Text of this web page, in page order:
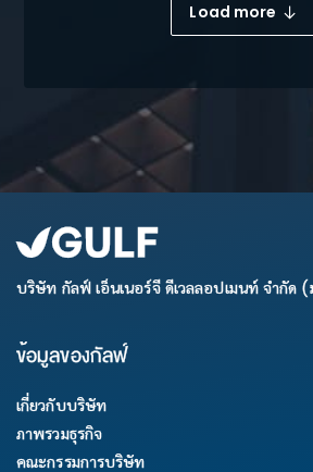
Load more
บริษัท กัลฟ์ เอ็นเนอร์จี ดีเวลลอปเมนท์ จำกัด
ข้อมูลของกัลฟ์
เกี่ยวกับบริษัท
ภาพรวมธุรกิจ
คณะกรรมการบริษัท